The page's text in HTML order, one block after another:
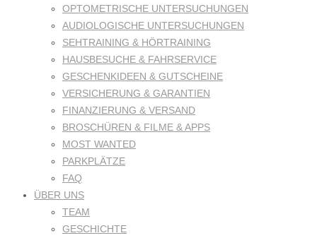
OPTOMETRISCHE UNTERSUCHUNGEN
AUDIOLOGISCHE UNTERSUCHUNGEN
SEHTRAINING & HÖRTRAINING
HAUSBESUCHE & FAHRSERVICE
GESCHENKIDEEN & GUTSCHEINE
VERSICHERUNG & GARANTIEN
FINANZIERUNG & VERSAND
BROSCHÜREN & FILME & APPS
MOST WANTED
PARKPLÄTZE
FAQ
ÜBER UNS
TEAM
GESCHICHTE